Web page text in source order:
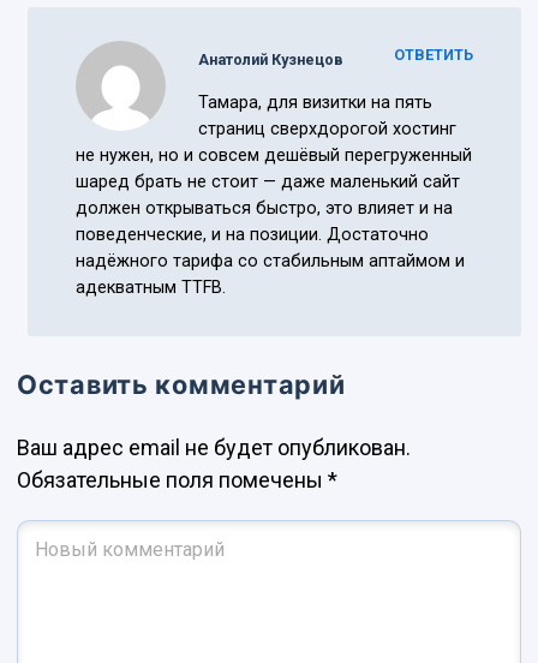
ОТВЕТИТЬ
Анатолий Кузнецов
Тамара, для визитки на пять
страниц сверхдорогой хостинг
не нужен, но и совсем дешёвый перегруженный
шаред брать не стоит — даже маленький сайт
должен открываться быстро, это влияет и на
поведенческие, и на позиции. Достаточно
надёжного тарифа со стабильным аптаймом и
адекватным TTFB.
Оставить комментарий
Ваш адрес email не будет опубликован.
Обязательные поля помечены *
Ваш комментарий